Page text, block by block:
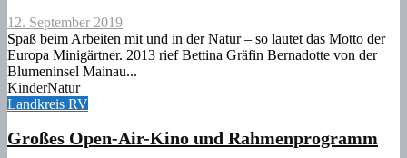
12. September 2019
Spaß beim Arbeiten mit und in der Natur – so lautet das Motto der
Europa Minigärtner. 2013 rief Bettina Gräfin Bernadotte von der
Blumeninsel Mainau...
KinderNatur
Landkreis RV
Großes Open-Air-Kino und Rahmenprogramm